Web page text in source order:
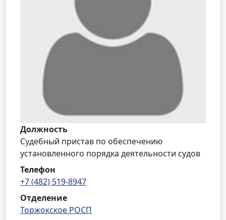
Должность
Судебный пристав по обеспечению
установленного порядка деятельности судов
Телефон
+7 (482) 519-8947
Отделение
Торжокское РОСП